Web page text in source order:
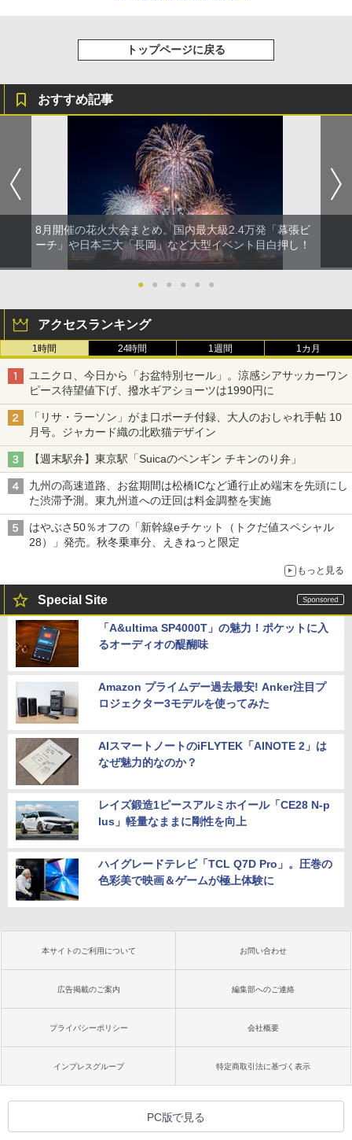
トップページに戻る
おすすめ記事
8月開催の花火大会まとめ。国内最大級2.4万発「幕張ビ
ーチ」や日本三大「長岡」など大型イベント目白押し！
● ● ● ● ● ●
アクセスランキング
1時間 24時間 1週間 1カ月
ユニクロ、今日から「お盆特別セール」。涼感シアサッカーワン
ピース待望値下げ、撥水ギアショーツは1990円に
「リサ・ラーソン」がま口ポーチ付録、大人のおしゃれ手帖 10
月号。ジャカード織の北欧猫デザイン
【週末駅弁】東京駅「Suicaのペンギン チキンのり弁」
九州の高速道路、お盆期間は松橋ICなど通行止め端末を先頭にし
た渋滞予測。東九州道への迂回は料金調整を実施
はやぶさ50％オフの「新幹線eチケット（トクだ値スペシャル
28）」発売。秋冬乗車分、えきねっと限定
もっと見る
Special Site
「A&ultima SP4000T」の魅力！ポケットに入
るオーディオの醍醐味
Amazon プライムデー過去最安! Anker注目プ
ロジェクター3モデルを使ってみた
AIスマートノートのiFLYTEK「AINOTE 2」は
なぜ魅力的なのか？
レイズ鍛造1ピースアルミホイール「CE28 N-p
lus」軽量なままに剛性を向上
ハイグレードテレビ「TCL Q7D Pro」。圧巻の
色彩美で映画＆ゲームが極上体験に
本サイトのご利用について お問い合わせ
広告掲載のご案内 編集部へのご連絡
プライバシーポリシー 会社概要
インプレスグループ 特定商取引法に基づく表示
PC版で見る